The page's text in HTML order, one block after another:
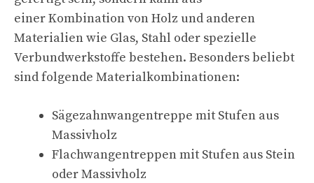
einer Kombination von Holz und anderen
Materialien wie Glas, Stahl oder spezielle
Verbundwerkstoffe bestehen. Besonders beliebt
sind folgende Materialkombinationen:
Sägezahnwangentreppe mit Stufen aus
Massivholz
Flachwangentreppen mit Stufen aus Stein
oder Massivholz